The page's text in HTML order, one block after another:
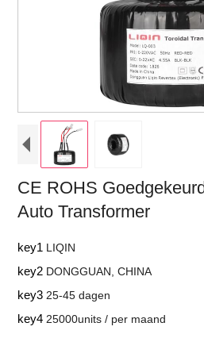
CE ROHS
Auto Transformer
key1 LIQIN
key2 DONGGUAN, CHINA
key3 25-45 dagen
key4 25000units / per maand